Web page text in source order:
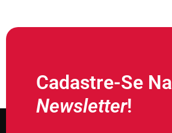
Cadastre-Se Na
Newsletter!